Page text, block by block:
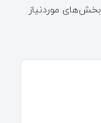
بخش‌های موردنیاز